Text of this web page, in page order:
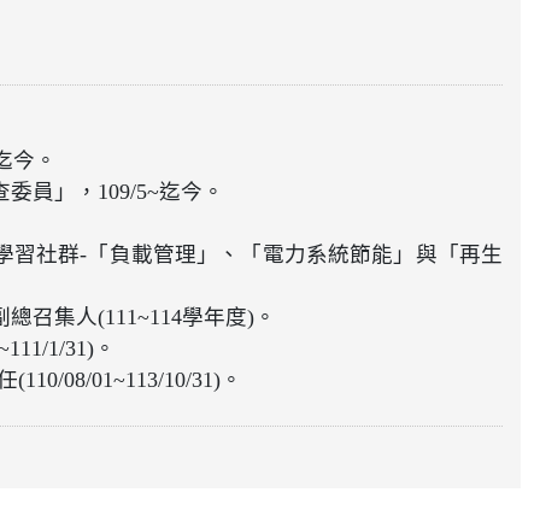
今。
員」，109/5~迄今。
社群-「負載管理」、「電力系統節能」與「再生
召集人(111~114學年度)。
1/31)。
08/01~113/10/31)。